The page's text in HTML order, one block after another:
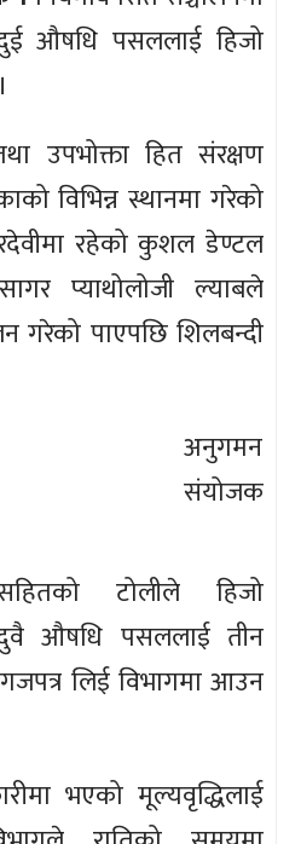
औषधि पसललाई हिजो
उपभोक्ता हित संरक्षण
विभिन्न स्थानमा गरेको
रहेको कुशल डेण्टल
प्याथोलोजी ल्याबले
गरेको पाएपछि शिलबन्दी
अनुगमन
संयोजक
टोलीले हिजो
औषधि पसललाई तीन
लिई विभागमा आउन
भएको मूल्यवृद्धिलाई